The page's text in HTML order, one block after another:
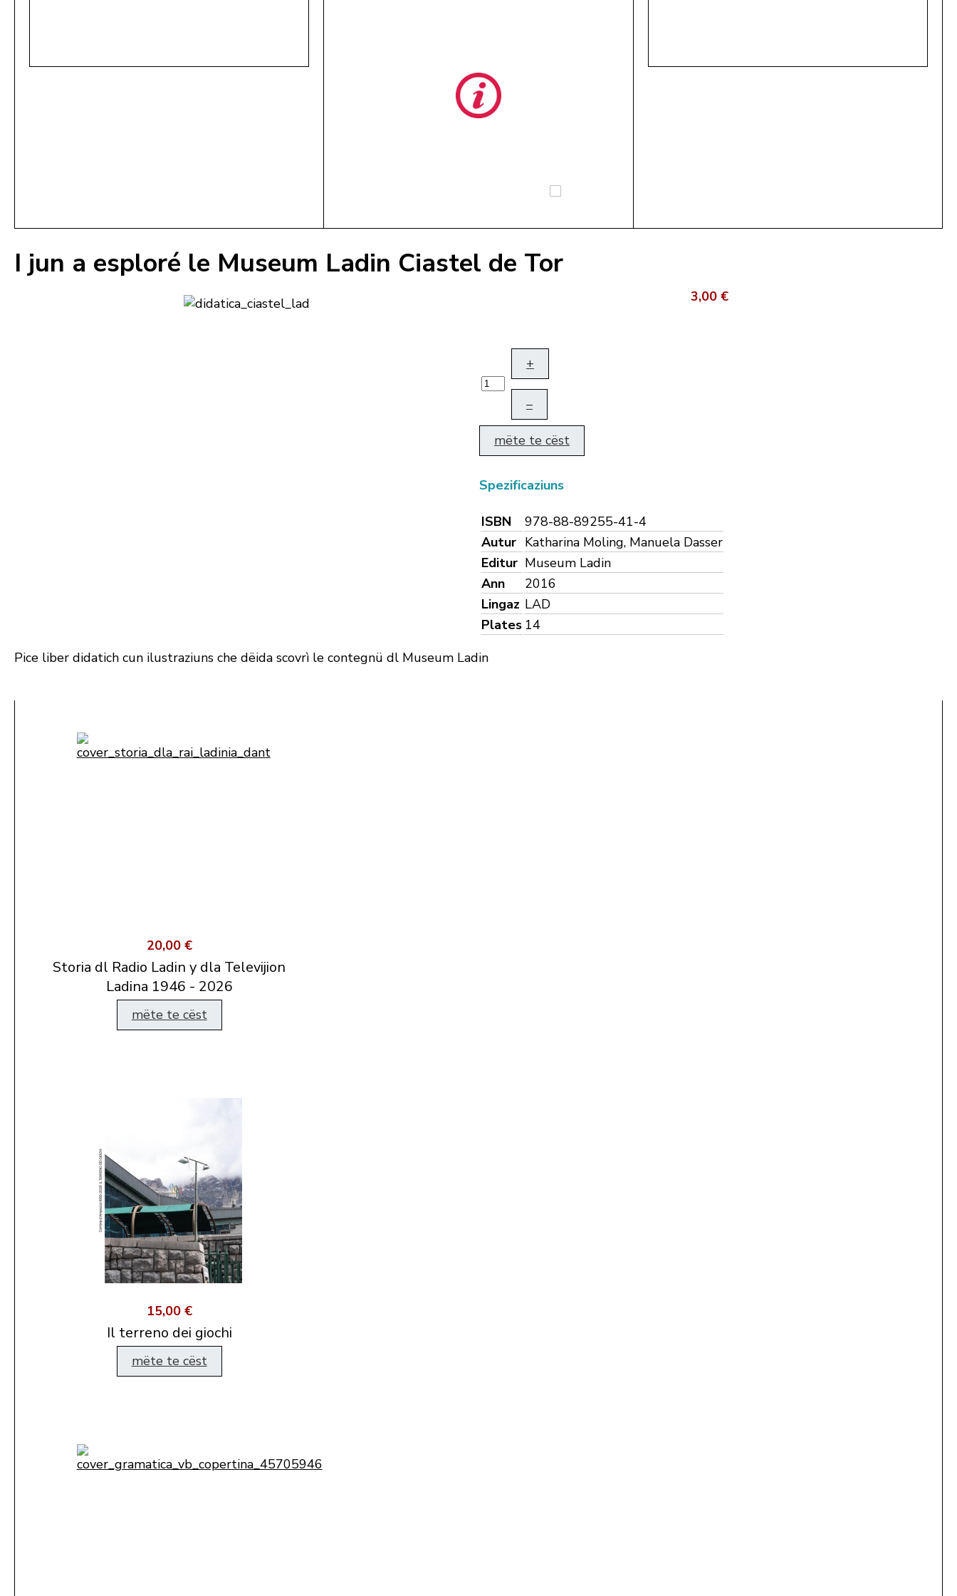
I jun a esploré le Museum Ladin Ciastel de Tor
3,00 €
+
–
mëte te cëst
Spezificaziuns
ISBN
978-88-89255-41-4
Autur Katharina Moling, Manuela Dasser
Editur Museum Ladin
Ann
2016
Lingaz LAD
Plates 14
Pice liber didatich cun ilustraziuns che dëida scovrì le contegnü dl Museum Ladin
20,00 €
Storia dl Radio Ladin y dla Televijion
Ladina 1946 - 2026
mëte te cëst
15,00 €
Il terreno dei giochi
mëte te cëst